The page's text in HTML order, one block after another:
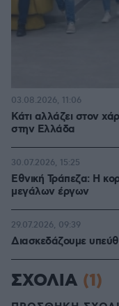
Κάτι αλλάζει στον
στην Ελλάδα
03.08.2026, 11:06
Εθνική Τράπεζα: Η
μεγάλων έργων
30.07.2026, 15:25
Διασκεδάζουμε
29.07.2026, 09:39
ΣΧΟΛΙΑ (1)